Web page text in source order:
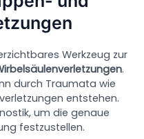
Werkzeug zur
.
durch Traumata wie
entstehen.
um die genaue
festzustellen.